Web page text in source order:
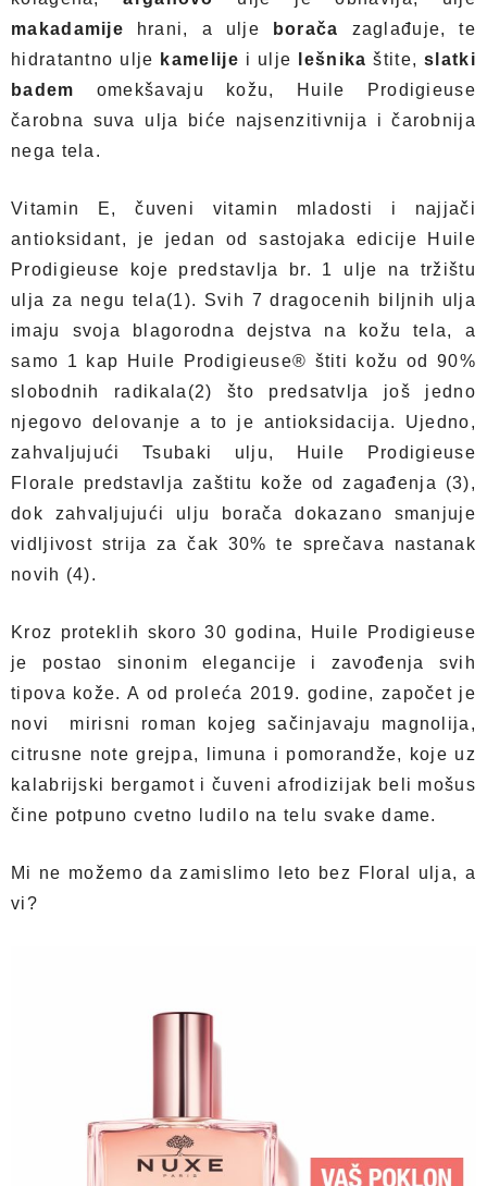
makadamije hrani, a ulje borača zaglađuje, te
hidratantno ulje kamelije i ulje lešnika štite,slatki
badem omekšavaju kožu, Huile Prodigieuse
čarobna suva ulja biće najsenzitivnija i čarobnija
nega tela.
Vitamin E, čuveni vitamin mladosti i najjači
antioksidant, je jedan od sastojaka edicije Huile
Prodigieuse koje predstavlja br. 1 ulje na tržištu
ulja za negu tela(1). Svih 7 dragocenih biljnih ulja
imaju svoja blagorodna dejstva na kožu tela, a
samo 1 kap Huile Prodigieuse® štiti kožu od 90%
slobodnih radikala(2) što predsatvlja još jedno
njegovo delovanje a to je antioksidacija. Ujedno,
zahvaljujući Tsubaki ulju, Huile Prodigieuse
Florale predstavlja zaštitu kože od zagađenja (3),
dok zahvaljujući ulju borača dokazano smanjuje
vidljivost strija za čak 30% te sprečava nastanak
novih (4).
Kroz proteklih skoro 30 godina, Huile Prodigieuse
je postao sinonim elegancije i zavođenja svih
tipova kože. A od proleća 2019. godine, započet je
novi mirisni roman kojeg sačinjavaju magnolija,
citrusne note grejpa, limuna i pomorandže, koje uz
kalabrijski bergamot i čuveni afrodizijak beli mošus
čine potpuno cvetno ludilo na telu svake dame.
Mi ne možemo da zamislimo leto bez Floral ulja, a
vi?